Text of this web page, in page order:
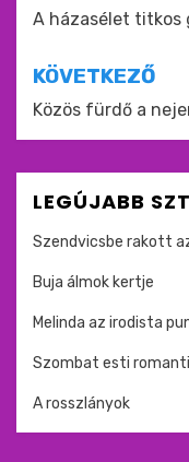
navigáció
A házasélet titkos
KÖVETKEZŐ
Közös fürdő a
LEGÚJABB
Szendvicsbe rakott
Buja álmok kertje
Melinda az irodista
Szombat esti
A rosszlányok